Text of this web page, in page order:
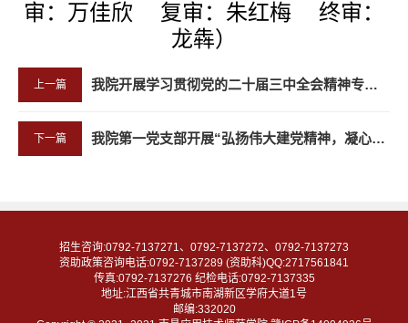
审：万佳欣 复审：朱红梅 终审：
龙犇）
上一篇 我院开展学习贯彻党的二十届三中全会精神专题宣讲会
下一篇 我院第一党支部开展“弘扬伟大建党精神，凝心聚力奋进新征程”七月主题党日活动
招生咨询:0792-7137271、0792-7137272、0792-7137273
资助政策咨询电话:0792-7137289 (资助科)QQ:2717561841
传真:0792-7137276 纪检电话:0792-7137335
地址:江西省共青城市南湖新区学府大道1号
邮编:332020